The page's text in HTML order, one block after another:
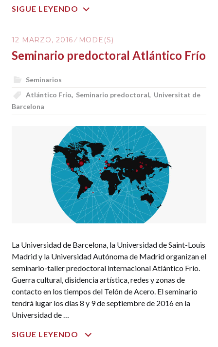
SIGUE LEYENDO
12 MARZO, 2016 MODE(S)
Seminario predoctoral Atlántico Frío
Seminarios
Atlántico Frío, Seminario predoctoral, Universitat de
Barcelona
La Universidad de Barcelona, la Universidad de Saint-Louis
Madrid y la Universidad Autónoma de Madrid organizan el
seminario-taller predoctoral internacional Atlántico Frío.
Guerra cultural, disidencia artística, redes y zonas de
contacto en los tiempos del Telón de Acero. El seminario
tendrá lugar los días 8 y 9 de septiembre de 2016 en la
Universidad de …
SIGUE LEYENDO
SEMINARIO